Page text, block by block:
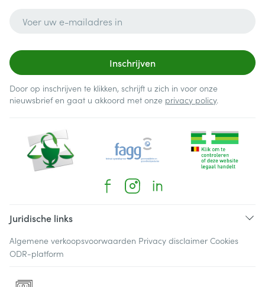
Inschrijven
Door op inschrijven te klikken, schrijft u zich in voor onze
nieuwsbrief en gaat u akkoord met onze privacy policy.
Juridische links
Algemene verkoopsvoorwaarden Privacy disclaimer Cookies
ODR-platform